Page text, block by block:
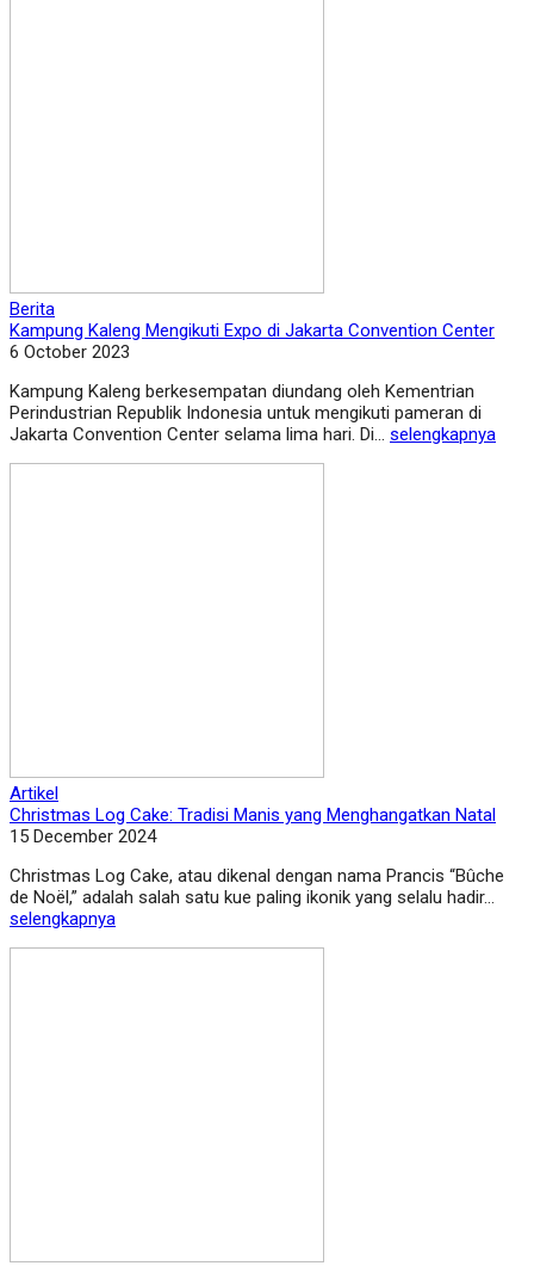
Berita
Kampung Kaleng Mengikuti Expo di Jakarta Convention Center
6 October 2023
Kampung Kaleng berkesempatan diundang oleh Kementrian
Perindustrian Republik Indonesia untuk mengikuti pameran di
Jakarta Convention Center selama lima hari. Di... selengkapnya
Artikel
Christmas Log Cake: Tradisi Manis yang Menghangatkan Natal
15 December 2024
Christmas Log Cake, atau dikenal dengan nama Prancis “Bûche
de Noël,” adalah salah satu kue paling ikonik yang selalu hadir...
selengkapnya